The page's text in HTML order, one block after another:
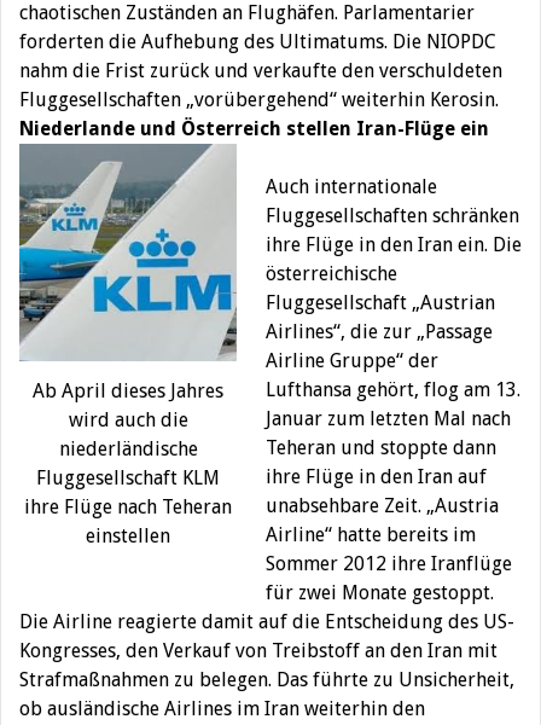
chaotischen Zuständen an Flughäfen. Parlamentarier
forderten die Aufhebung des Ultimatums. Die NIOPDC
nahm die Frist zurück und verkaufte den verschuldeten
Fluggesellschaften „vorübergehend“ weiterhin Kerosin.
Niederlande und Österreich stellen Iran-Flüge ein
Ab April dieses Jahres
wird auch die
niederländische
Fluggesellschaft KLM
ihre Flüge nach Teheran
einstellen
Auch internationale
Fluggesellschaften schränken
ihre Flüge in den Iran ein. Die
österreichische
Fluggesellschaft „Austrian
Airlines“, die zur „Passage
Airline Gruppe“ der
Lufthansa gehört, flog am 13.
Januar zum letzten Mal nach
Teheran und stoppte dann
ihre Flüge in den Iran auf
unabsehbare Zeit. „Austria
Airline“ hatte bereits im
Sommer 2012 ihre Iranflüge
für zwei Monate gestoppt.
Die Airline reagierte damit auf die Entscheidung des US-
Kongresses, den Verkauf von Treibstoff an den Iran mit
Strafmaßnahmen zu belegen. Das führte zu Unsicherheit,
ob ausländische Airlines im Iran weiterhin den